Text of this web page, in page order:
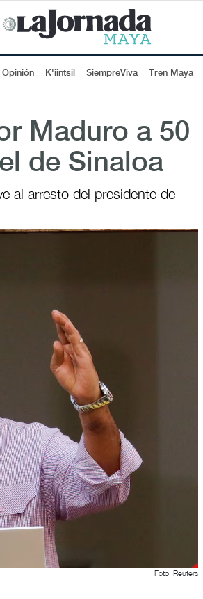
Opinión K'iintsil SiempreViva Tren Maya
Maduro a 50
de Sinaloa
al arresto del presidente de
Foto: Reuters